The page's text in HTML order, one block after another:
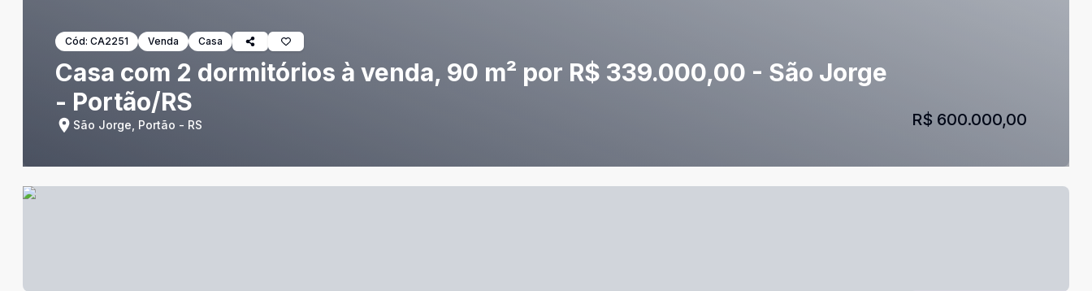
Cód: CA2251 Venda Casa
Casa com 2 dormitórios à venda, 90 m² por R$ 339.000,00 - São Jorge
- Portão/RS
São Jorge, Portão - RS R$ 600.000,00